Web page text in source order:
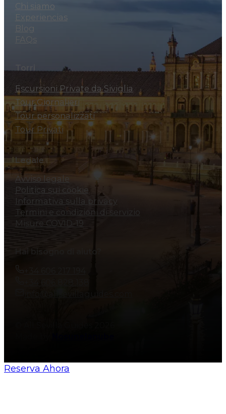
Chi siamo
Experiencias
Blog
FAQs
Escursioni Private da Siviglia
Tour Giornalieri
Tour personalizzati
Tour Privati
Legale
Avviso legale
Politica sui cookie
Informativa sulla privacy
Termini e condizioni di servizio
Misure COVID-19
Reserva Ahora